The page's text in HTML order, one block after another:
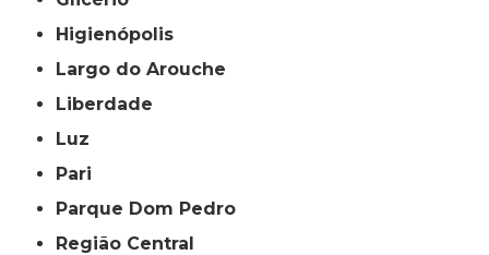
Higienópolis
Largo do Arouche
Liberdade
Luz
Pari
Parque Dom Pedro
Região Central